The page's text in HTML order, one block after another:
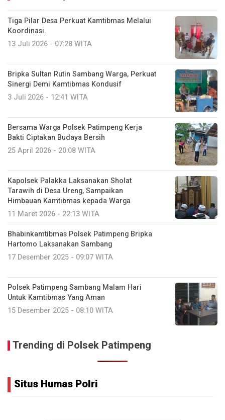
Tiga Pilar Desa Perkuat Kamtibmas Melalui
Koordinasi.
13 Juli 2026 - 07:28 WITA
Bripka Sultan Rutin Sambang Warga, Perkuat
Sinergi Demi Kamtibmas Kondusif
3 Juli 2026 - 12:41 WITA
Bersama Warga Polsek Patimpeng Kerja
Bakti Ciptakan Budaya Bersih
25 April 2026 - 20:08 WITA
‎Kapolsek Palakka Laksanakan Sholat
Tarawih di Desa Ureng, Sampaikan
Himbauan Kamtibmas kepada Warga
11 Maret 2026 - 22:13 WITA
Bhabinkamtibmas Polsek Patimpeng Bripka
Hartomo Laksanakan Sambang
17 Desember 2025 - 09:07 WITA
Polsek Patimpeng Sambang Malam Hari
Untuk Kamtibmas Yang Aman
15 Desember 2025 - 08:10 WITA
Trending di Polsek Patimpeng
Situs Humas Polri